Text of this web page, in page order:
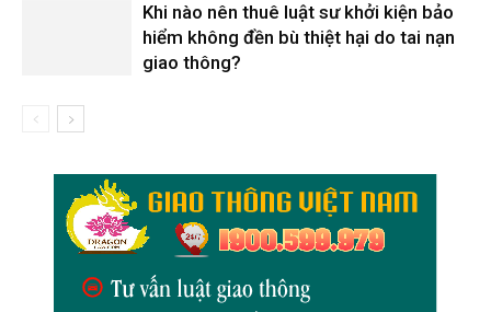
Khi nào nên thuê luật sư khởi kiện bảo
hiểm không đền bù thiệt hại do tai nạn
giao thông?